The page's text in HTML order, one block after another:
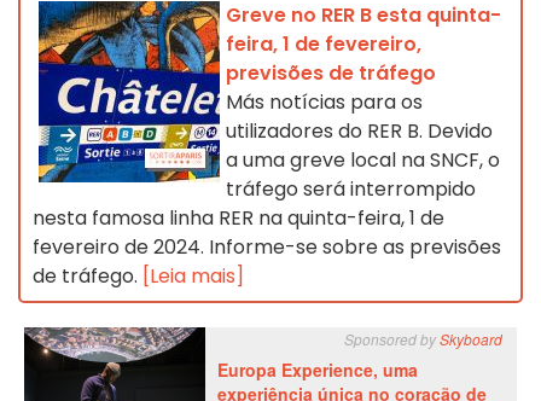
Greve no RER B esta quinta-
feira, 1 de fevereiro,
previsões de tráfego
Más notícias para os
utilizadores do RER B. Devido
a uma greve local na SNCF, o
tráfego será interrompido
nesta famosa linha RER na quinta-feira, 1 de
fevereiro de 2024. Informe-se sobre as previsões
de tráfego. [Leia mais]